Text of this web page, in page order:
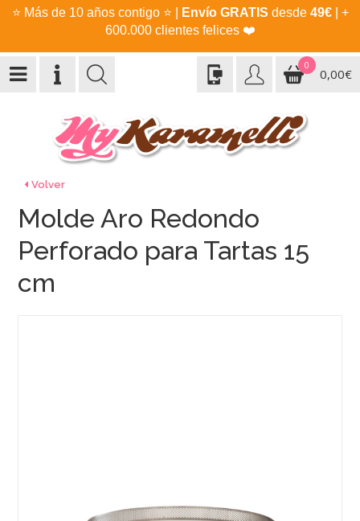
⭐ Más de 10 años contigo ⭐ Envío GRATIS desde 49€| +
600.000 clientes felices ❤️
0
0,00€
Volver
Molde Aro Redondo
Perforado para Tartas 15
cm